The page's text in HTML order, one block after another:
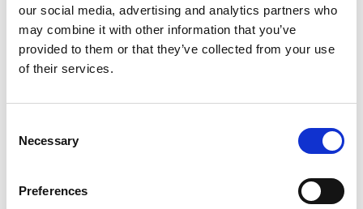
our social media, advertising and analytics partners who
may combine it with other information that you’ve
provided to them or that they’ve collected from your use
of their services.
Selection
Necessary
Preferences
aluminium :
✅Léger et durable– Fabriqué en aluminium de haute
qualité, résistant à la rouille et facile à déplacer.
Sécurité maximale
– Plateformes antidérapantes,
– Idéal pour la